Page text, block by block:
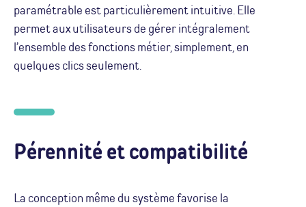
paramétrable est particulièrement intuitive. Elle
permet aux utilisateurs de gérer intégralement
l’ensemble des fonctions métier, simplement, en
quelques clics seulement.
Pérennité et compatibilité
La conception même du système favorise la